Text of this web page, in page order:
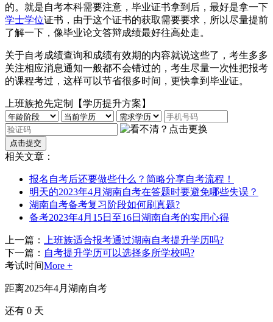
的。就是自考本科需要注意，毕业证书拿到后，最好是拿一下
学士学位证书，由于这个证书的获取需要要求，所以尽量提前
了解一下，像毕业论文答辩成绩最好往高处走。
关于自考成绩查询和成绩有效期的内容就说这些了，考生多多
关注相应消息通知一般都不会错过的，考生尽量一次性把报考
的课程考过，这样可以节省很多时间，更快拿到毕业证。
上班族抢先定制【学历提升方案】
相关文章：
报名自考后还要做些什么？简略分享自考流程！
明天的2023年4月湖南自考在答题时要避免哪些失误？
湖南自考备考复习阶段如何刷真题?
备考2023年4月15日至16日湖南自考的实用心得
上一篇：
上班族适合报考通过湖南自考提升学历吗?
下一篇： 自考提升学历可以选择多所学校吗?
考试时间More +
距离2025年4月湖南自考
还有 0 天